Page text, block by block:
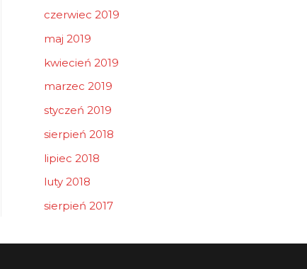
czerwiec 2019
maj 2019
kwiecień 2019
marzec 2019
styczeń 2019
sierpień 2018
lipiec 2018
luty 2018
sierpień 2017